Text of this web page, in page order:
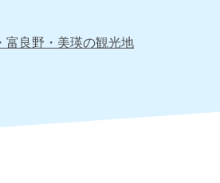
富良野・美瑛の観光地